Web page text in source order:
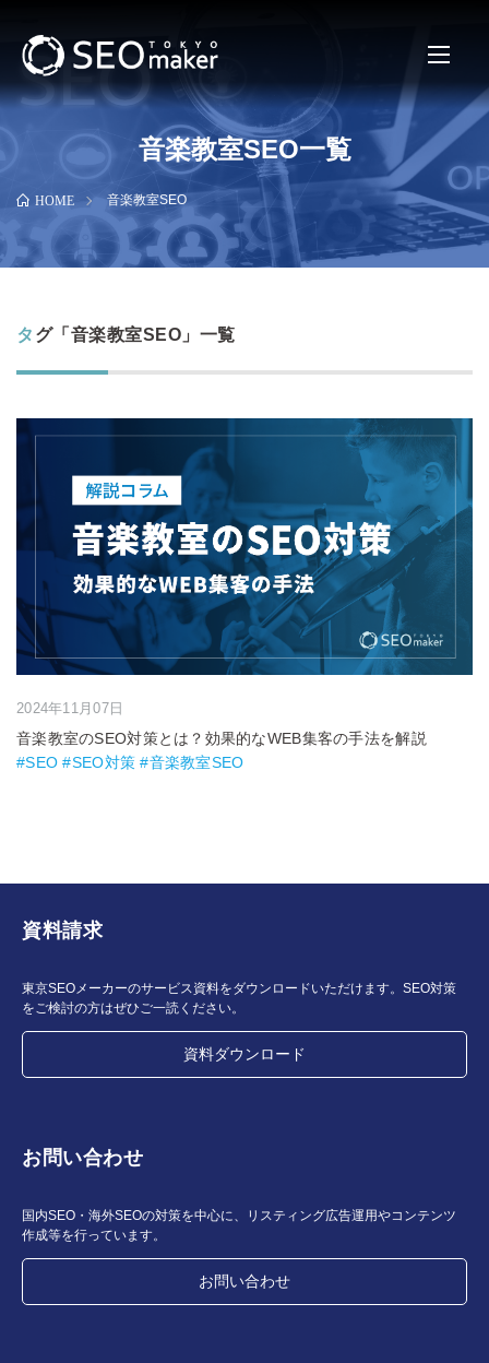
音楽教室SEO一覧
HOME 音楽教室SEO
タグ「音楽教室SEO」一覧
2024年11月07日
音楽教室のSEO対策とは？効果的なWEB集客の手法を解説
#SEO #SEO対策 #音楽教室SEO
資料請求
東京SEOメーカーのサービス資料をダウンロードいただけます。SEO対策
をご検討の方はぜひご一読ください。
資料ダウンロード
お問い合わせ
国内SEO・海外SEOの対策を中心に、リスティング広告運用やコンテンツ
作成等を行っています。
お問い合わせ